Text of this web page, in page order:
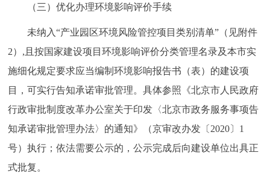
（三）优化办理环境影响评价手续
未纳入“产业园区环境风险管控项目类别清单”（见附件
2）,且按国家建设项目环境影响评价分类管理名录及本市实
施细化规定要求应当编制环境影响报告书（表）的建设项
目，可实行告知承诺审批管理。具体参照《北京市人民政府
行政审批制度改革办公室关于印发〈北京市政务服务事项告
知承诺审批管理办法〉的通知》（京审改办发〔2020〕1
号）执行；依法需要公示的，公示完成后向建设单位出具正
式批复。